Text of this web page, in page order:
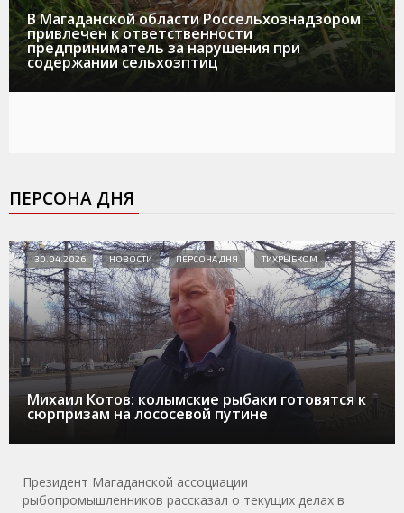
В Магаданской области Россельхознадзором
привлечен к ответственности
предприниматель за нарушения при
содержании сельхозптиц
ПЕРСОНА ДНЯ
Михаил Котов: колымские рыбаки готовятся к
сюрпризам на лососевой путине
30.04.2026 НОВОСТИ ПЕРСОНА ДНЯ ТИХРЫБКОМ
Президент Магаданской ассоциации
рыбопромышленников рассказал о текущих делах в